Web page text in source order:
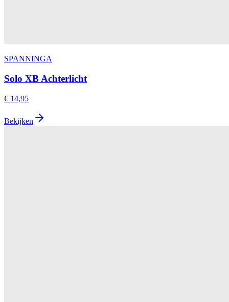
SPANNINGA
Solo XB Achterlicht
€ 14,95
Bekijken